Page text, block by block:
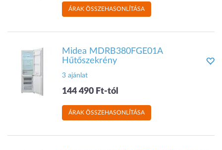
ÁRAK ÖSSZEHASONLÍTÁSA
Midea MDRB380FGE01A
Hűtőszekrény
3 ajánlat
144 490 Ft-tól
ÁRAK ÖSSZEHASONLÍTÁSA